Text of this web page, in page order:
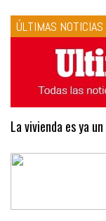
ÚLTIMAS NOTICIAS
La vivienda es ya